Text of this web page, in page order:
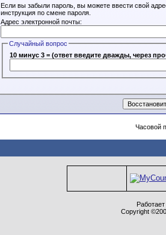
Если вы забыли пароль, вы можете ввести свой
инструкция по смене пароля.
Адрес электронной почты:
Случайный вопрос
10 минус 3 = (ответ введите дважды, через
Часовой
Copyright